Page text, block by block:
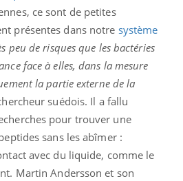
ce sont de petites
présentes dans notre système
peu de risques que les bactéries
face à elles, dans la mesure
la partie externe de la
suédois. Il a fallu
pour trouver une
sans les abîmer :
avec du liquide, comme le
Martin Andersson et son